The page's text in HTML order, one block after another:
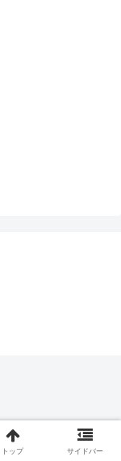
トップ サイドバー